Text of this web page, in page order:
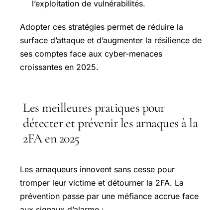
l’exploitation de vulnérabilités.
Adopter ces stratégies permet de réduire la
surface d’attaque et d’augmenter la résilience de
ses comptes face aux cyber-menaces
croissantes en 2025.
Les meilleures pratiques pour
détecter et prévenir les arnaques à la
2FA en 2025
Les arnaqueurs innovent sans cesse pour
tromper leur victime et détourner la 2FA. La
prévention passe par une méfiance accrue face